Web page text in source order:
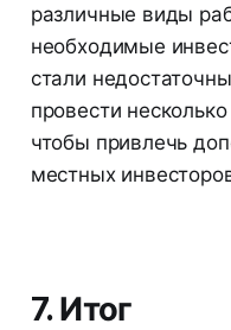
различные виды
необходимые
стали
провести
чтобы привлечь
местных
7. Итог